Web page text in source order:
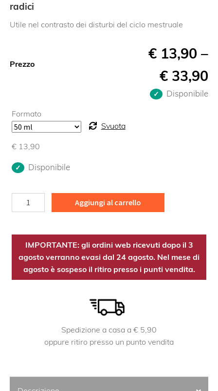
radici
Utile nel contrasto dei disturbi del ciclo mestruale
Prezzo
€ 13,90 –
€ 33,90
Disponibile
Formato
Svuota
€ 13,90
Disponibile
Peonia
TM
Aggiungi al carrello
IMPORTANTE: gli ordini web ricevuti dopo il 3
agosto verranno evasi dal 24 agosto. Nel mese di
agosto è sospeso il ritiro presso i punti vendita.
Spedizione a casa a € 5,90
oppure ritiro presso un punto vendita